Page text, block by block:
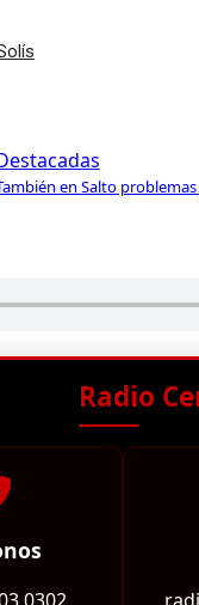
en Salto
Radio